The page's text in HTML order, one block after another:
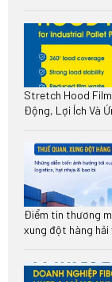
Stretch Hood
Động, Lợi Ích Và
Điểm tin thương
xung đột hàng